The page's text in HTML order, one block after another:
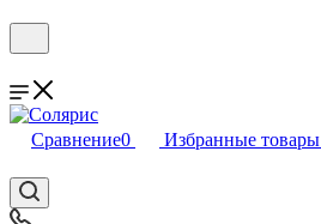
Сравнение0 Избранные товары